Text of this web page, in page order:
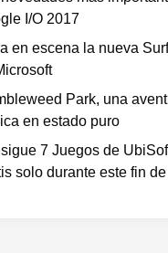
I/O 2017
en escena la nueva
Park, una
en estado puro
7 Juegos de
solo durante este fin